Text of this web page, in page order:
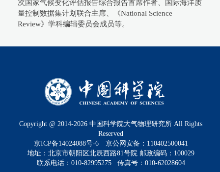
次国家气候变化评估报告综合报告首席作者、国际海洋质
量控制数据集计划联合主席、《National Science
Review》学科编辑委员会成员等。
Copyright @ 2014-2026 中国科学院大气物理研究所 All Rights
Reserved
京ICP备14024088号-6
京公网安备：110402500041
地址：北京市朝阳区北辰西路81号院 邮政编码：100029
联系电话：010-82995275 传真号：010-62028604